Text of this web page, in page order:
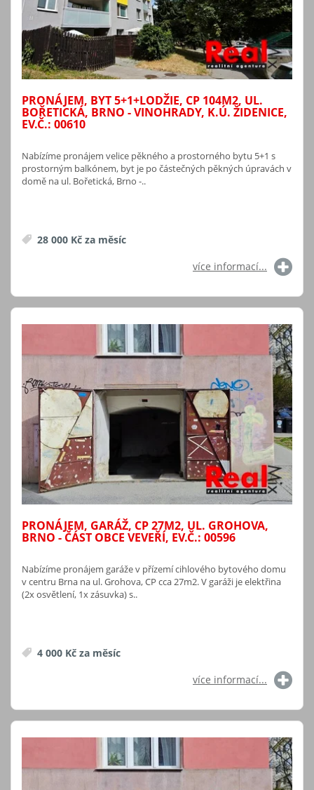
PRONÁJEM, BYT 5+1+LODŽIE, CP 104M2, UL.
BOŘETICKÁ, BRNO - VINOHRADY, K.Ú. ŽIDENICE,
EV.Č.: 00610
Nabízíme pronájem velice pěkného a prostorného bytu 5+1 s
prostorným balkónem, byt je po částečných pěkných úpravách v
domě na ul. Bořetická, Brno -..
28 000 Kč za měsíc
více informací...
PRONÁJEM, GARÁŽ, CP 27M2, UL. GROHOVA,
BRNO - ČÁST OBCE VEVEŘÍ, EV.Č.: 00596
Nabízíme pronájem garáže v přízemí cihlového bytového domu
v centru Brna na ul. Grohova, CP cca 27m2. V garáži je elektřina
(2x osvětlení, 1x zásuvka) s..
4 000 Kč za měsíc
více informací...